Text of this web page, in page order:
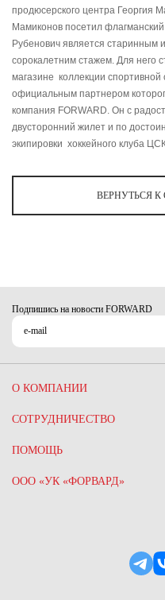
продюсерского центра Георгия
Мамиконов посетил
Рубенович является
сорокалетним стажем. Для него
магазине коллекции
официальным партнером
компания FORWARD. Он с
двусторонний жилет и по
экипировки хоккейного клуба
ВЕРНУТЬСЯ
Подпишись на новости FORWARD
О КОМПАНИИ
СОТРУДНИЧЕСТВО
ПОМОЩЬ
ООО «УК «ФОРВАРД»